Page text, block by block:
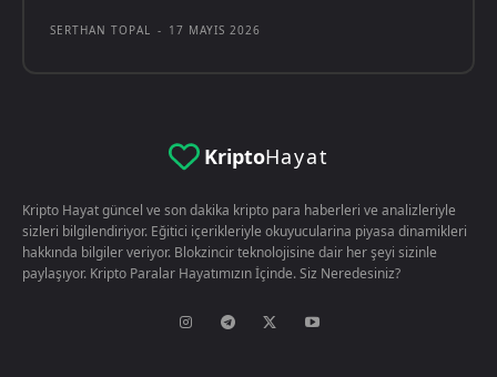
SERTHAN TOPAL - 17 MAYIS 2026
KriptoHayat
Kripto Hayat güncel ve son dakika kripto para haberleri ve analizleriyle
sizleri bilgilendiriyor. Eğitici içerikleriyle okuyucularina piyasa dinamikleri
hakkında bilgiler veriyor. Blokzincir teknolojisine dair her şeyi sizinle
paylaşıyor. Kripto Paralar Hayatımızın İçinde. Siz Neredesiniz?